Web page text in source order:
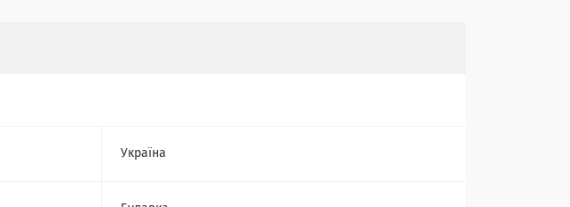
Україна